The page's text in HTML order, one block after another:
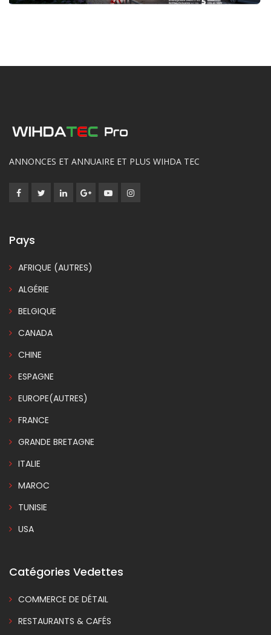
ANNONCES ET ANNUAIRE ET PLUS WIHDA TEC
Pays
AFRIQUE (AUTRES)
ALGÉRIE
BELGIQUE
CANADA
CHINE
ESPAGNE
EUROPE(AUTRES)
FRANCE
GRANDE BRETAGNE
ITALIE
MAROC
TUNISIE
USA
Catégories Vedettes
COMMERCE DE DÉTAIL
RESTAURANTS & CAFÉS